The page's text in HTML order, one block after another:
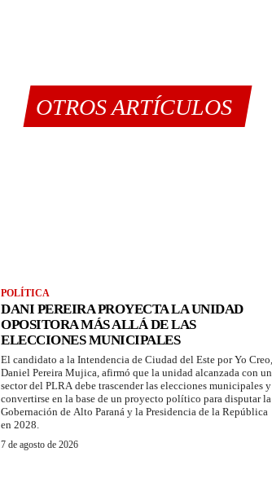
OTROS ARTÍCULOS
POLÍTICA
DANI PEREIRA PROYECTA LA UNIDAD
OPOSITORA MÁS ALLÁ DE LAS
ELECCIONES MUNICIPALES
El candidato a la Intendencia de Ciudad del Este por Yo Creo,
Daniel Pereira Mujica, afirmó que la unidad alcanzada con un
sector del PLRA debe trascender las elecciones municipales y
convertirse en la base de un proyecto político para disputar la
Gobernación de Alto Paraná y la Presidencia de la República
en 2028.
7 de agosto de 2026